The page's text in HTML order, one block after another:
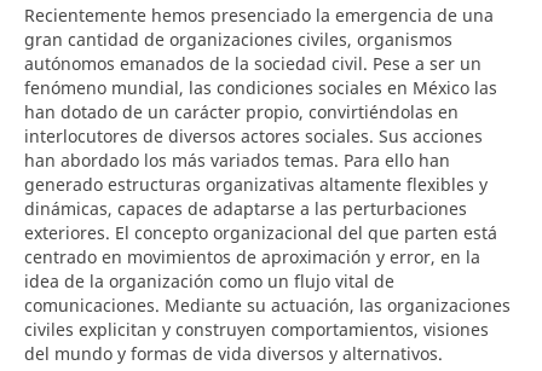
Recientemente hemos presenciado la emergencia de una
gran cantidad de organizaciones civiles, organismos
autónomos emanados de la sociedad civil. Pese a ser un
fenómeno mundial, las condiciones sociales en México las
han dotado de un carácter propio, convirtiéndolas en
interlocutores de diversos actores sociales. Sus acciones
han abordado los más variados temas. Para ello han
generado estructuras organizativas altamente flexibles y
dinámicas, capaces de adaptarse a las perturbaciones
exteriores. El concepto organizacional del que parten está
centrado en movimientos de aproximación y error, en la
idea de la organización como un flujo vital de
comunicaciones. Mediante su actuación, las organizaciones
civiles explicitan y construyen comportamientos, visiones
del mundo y formas de vida diversos y alternativos.